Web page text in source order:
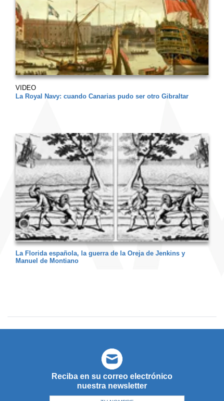
VIDEO
La Royal Navy: cuando Canarias pudo ser otro Gibraltar
La Florida española, la guerra de la Oreja de Jenkins y
Manuel de Montiano
Reciba en su correo electrónico
nuestra newsletter